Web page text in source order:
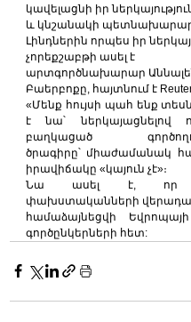
կավելացնի իր
և կնշանակի
Լինդներին որպես իր
չորեքշաբթի ասել է
արտգործնախարար
Բաերբոքը, հայտնում է
«Մենք հույսի պահ ենք
է նա՝ ներկայացնելով
բաղկացած
ծրագիրը՝ միաժամանակ
իրավիճակը «կայուն չէ»։
Նա ասել է, որ
փախստականների
համաձայնեցվի
գործընկերների հետ: